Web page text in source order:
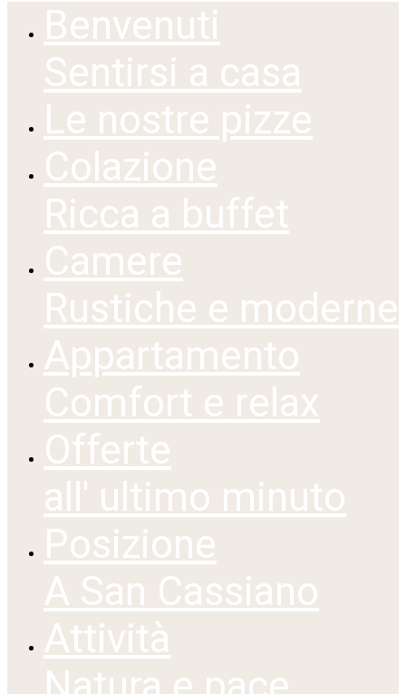
Benvenuti
Sentirsi a casa
Le nostre pizze
Colazione
Ricca a buffet
Camere
Rustiche e moderne
Appartamento
Comfort e relax
Offerte
all' ultimo minuto
Posizione
A San Cassiano
Attività